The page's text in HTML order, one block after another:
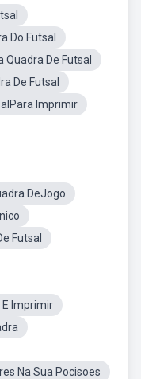
Do Futsal
Quadra De Futsal
De Futsal
Imprimir
DeJogo
Futsal
Imprimir
Na Sua Pocisoes